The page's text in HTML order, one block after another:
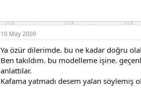
10 May 2009
Ya özür dilerimde. bu ne kadar doğru
Ben takıldım. bu modelleme işine.
anlattılar.
Kafama yatmadı desem yalan söylemiş